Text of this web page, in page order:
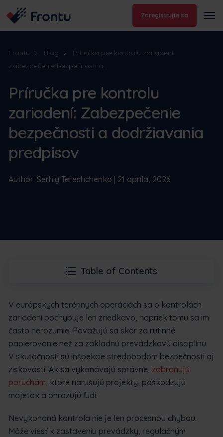
Zaregistrujte sa
Frontu Blog
Príručka pre kontrolu zariadení:
Zabezpečenie bezpečnosti a...
Príručka pre kontrolu
zariadení: Zabezpečenie
bezpečnosti a dodržiavania
predpisov
Author: Serhiy Tereshchenko | 21 apríla, 2026
Table of Contents
V európskych terénnych operáciách sa o kontrolách
zariadení pochybuje len zriedkavo, napriek tomu sa im
často nerozumie. Považujú sa skôr za rutinné
papierovanie než za základnú prevádzkovú disciplínu.
V skutočnosti sú inšpekcie stredobodom bezpečnosti aj
ziskovosti. Ak sa vykonávajú správne, zabraňujú
poruchám, ktoré narušujú projekty, poškodzujú
majetok a ohrozujú ľudí.
Nevykonaná kontrola nie je len procesnou chybou.
Môže viesť k zastaveniu prevádzky, regulačným